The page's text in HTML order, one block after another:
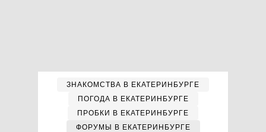
ЗНАКОМСТВА В ЕКАТЕРИНБУРГЕ
ПОГОДА В ЕКАТЕРИНБУРГЕ
ПРОБКИ В ЕКАТЕРИНБУРГЕ
ФОРУМЫ В ЕКАТЕРИНБУРГЕ